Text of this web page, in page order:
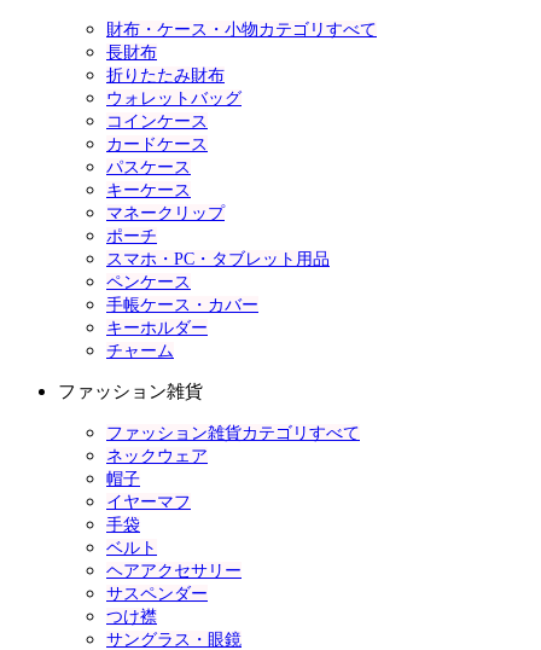
財布・ケース・小物カテゴリすべて
長財布
折りたたみ財布
ウォレットバッグ
コインケース
カードケース
パスケース
キーケース
マネークリップ
ポーチ
スマホ・PC・タブレット用品
ペンケース
手帳ケース・カバー
キーホルダー
チャーム
ファッション雑貨
ファッション雑貨カテゴリすべて
ネックウェア
帽子
イヤーマフ
手袋
ベルト
ヘアアクセサリー
サスペンダー
つけ襟
サングラス・眼鏡